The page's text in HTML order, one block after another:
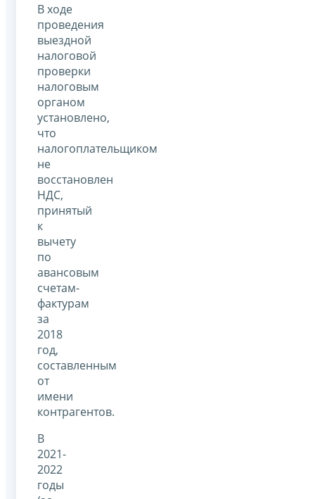
В ходе
проведения
выездной
налоговой
проверки
налоговым
органом
установлено,
что
налогоплательщиком
не
восстановлен
НДС,
принятый
к
вычету
по
авансовым
счетам-
фактурам
за
2018
год,
составленным
от
имени
контрагентов.
В
2021-
2022
годы